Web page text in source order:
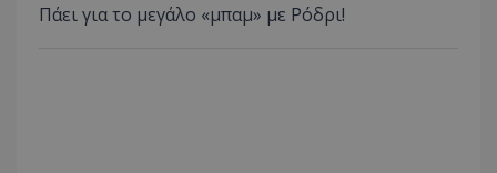
Πάει για το μεγάλο «μπαμ» με Ρόδρι!